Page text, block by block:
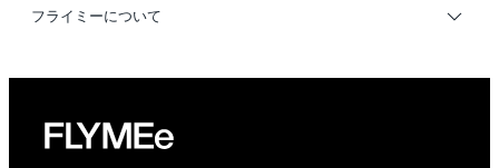
利用規約
フライミーについて